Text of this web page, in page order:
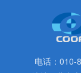
电话：010-